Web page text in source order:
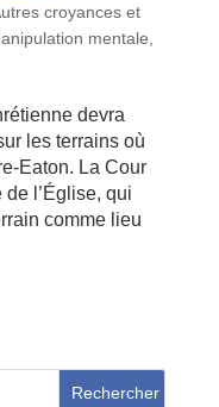
croyances et
mentale
devra
les terrains où
Eaton. La Cour
l’Église, qui
comme lieu